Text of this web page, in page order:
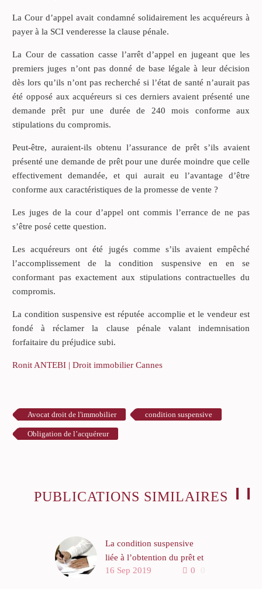
La Cour d’appel avait condamné solidairement les acquéreurs à
payer à la SCI venderesse la clause pénale.
La Cour de cassation casse l’arrêt d’appel en jugeant que les
premiers juges n’ont pas donné de base légale à leur décision
dès lors qu’ils n’ont pas recherché si l’état de santé n’aurait pas
été opposé aux acquéreurs si ces derniers avaient présenté une
demande prêt pur une durée de 240 mois conforme aux
stipulations du compromis.
Peut-être, auraient-ils obtenu l’assurance de prêt s’ils avaient
présenté une demande de prêt pour une durée moindre que celle
effectivement demandée, et qui aurait eu l’avantage d’être
conforme aux caractéristiques de la promesse de vente ?
Les juges de la cour d’appel ont commis l’errance de ne pas
s’être posé cette question.
Les acquéreurs ont été jugés comme s’ils avaient empêché
l’accomplissement de la condition suspensive en en se
conformant pas exactement aux stipulations contractuelles du
compromis.
La condition suspensive est réputée accomplie et le vendeur est
fondé à réclamer la clause pénale valant indemnisation
forfaitaire du préjudice subi.
Ronit ANTEBI | Droit immobilier Cannes
Avocat droit de l'immobilier condition suspensive
Obligation de l’acquéreur
PUBLICATIONS SIMILAIRES
La condition suspensive
liée à l’obtention du prêt et
l’assurance de prêt
0 0
16 Sep 2019